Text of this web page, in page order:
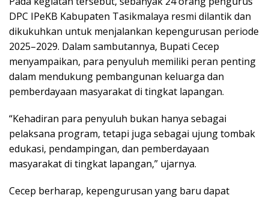
DPC IPeKB Kabupaten Tasikmalaya resmi dilantik dan
dikukuhkan untuk menjalankan kepengurusan periode
2025–2029. Dalam sambutannya, Bupati Cecep
menyampaikan, para penyuluh memiliki peran penting
dalam mendukung pembangunan keluarga dan
pemberdayaan masyarakat di tingkat lapangan.
“Kehadiran para penyuluh bukan hanya sebagai
pelaksana program, tetapi juga sebagai ujung tombak
edukasi, pendampingan, dan pemberdayaan
masyarakat di tingkat lapangan,” ujarnya.
Cecep berharap, kepengurusan yang baru dapat